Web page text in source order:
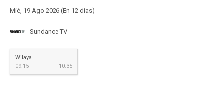
Mié, 19 Ago 2026 (En 12 días)
Sundance TV
Wilaya
09:15
10:35